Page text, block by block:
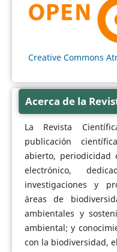
Creative Commons
Acerca de la
La Revista
publicación
abierto, periodicidad
electrónico,
investigaciones y
áreas de
ambientales y
ambiental; y
con la biodiversidad,